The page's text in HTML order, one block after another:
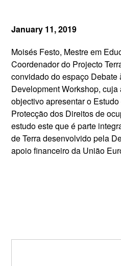
January 11, 2019
Moisés Festo, Mestre em
Coordenador do Projecto
convidado do espaço Debate
Development Workshop,
objectivo apresentar o
Protecção dos Direitos de
estudo este que é parte
de Terra desenvolvido pela
apoio financeiro da União